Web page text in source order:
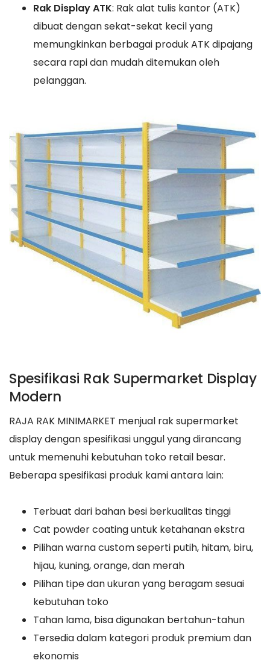
Rak Display ATK: Rak alat tulis kantor (ATK)
dibuat dengan sekat-sekat kecil yang
memungkinkan berbagai produk ATK dipajang
secara rapi dan mudah ditemukan oleh
pelanggan.
Spesifikasi Rak Supermarket Display
Modern
RAJA RAK MINIMARKET menjual rak supermarket
display dengan spesifikasi unggul yang dirancang
untuk memenuhi kebutuhan toko retail besar.
Beberapa spesifikasi produk kami antara lain:
Terbuat dari bahan besi berkualitas tinggi
Cat powder coating untuk ketahanan ekstra
Pilihan warna custom seperti putih, hitam, biru,
hijau, kuning, orange, dan merah
Pilihan tipe dan ukuran yang beragam sesuai
kebutuhan toko
Tahan lama, bisa digunakan bertahun-tahun
Tersedia dalam kategori produk premium dan
ekonomis